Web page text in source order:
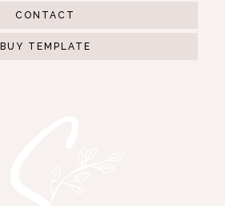
CONTACT
BUY TEMPLATE